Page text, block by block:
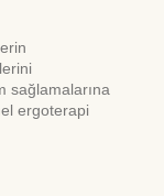
sağlamalarına
ergoterapi